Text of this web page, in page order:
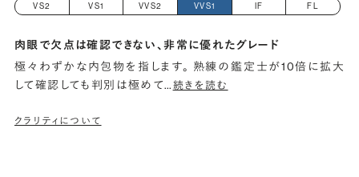
VS2 VS1 VVS2 VVS1 IF FL
肉眼で欠点は確認できない、非常に優れたグレード
極々わずかな内包物を指します。 熟練の鑑定士が10倍に拡大
して確認しても判別は極めて… 続きを読む
クラリティについて